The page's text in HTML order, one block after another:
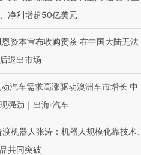
净利增超50亿美元
恩资本宣布收购贡茶 在中国大陆无法
退出市场
动汽车需求高涨驱动澳洲车市增长 中
强劲｜出海·汽车
渡机器人张涛：机器人规模化靠技术、
共同突破